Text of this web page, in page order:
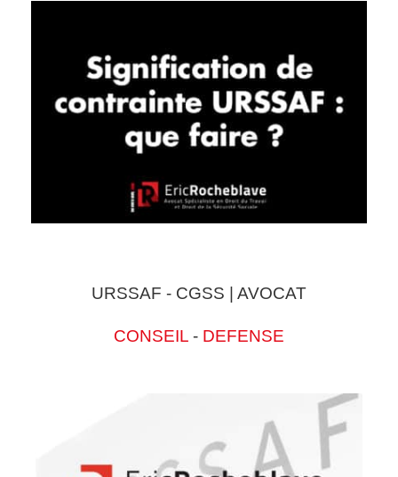
URSSAF - CGSS | AVOCAT
CONSEIL - DEFENSE